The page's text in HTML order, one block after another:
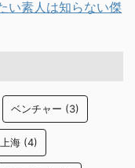
い素人は知らない傑
ベンチャー (3)
上海 (4)